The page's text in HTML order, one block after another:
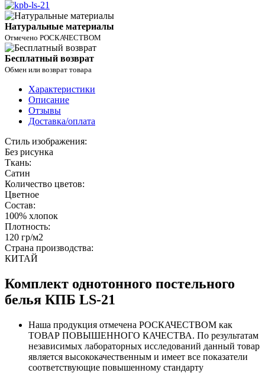
Натуральные материалы
Отмечено РОСКАЧЕСТВОМ
Бесплатный возврат
Обмен или возврат товара
Характеристики
Описание
Отзывы
Доставка/оплата
Стиль изображения:
Без рисунка
Ткань:
Сатин
Количество цветов:
Цветное
Состав:
100% хлопок
Плотность:
120 гр/м2
Страна производства:
КИТАЙ
Комплект однотонного постельного
белья КПБ LS-21
Наша продукция отмечена РОСКАЧЕСТВОМ как
ТОВАР ПОВЫШЕННОГО КАЧЕСТВА. По результатам
независимых лабораторных исследований данный товар
является высококачественным и имеет все показатели
соответствующие повышенному стандарту